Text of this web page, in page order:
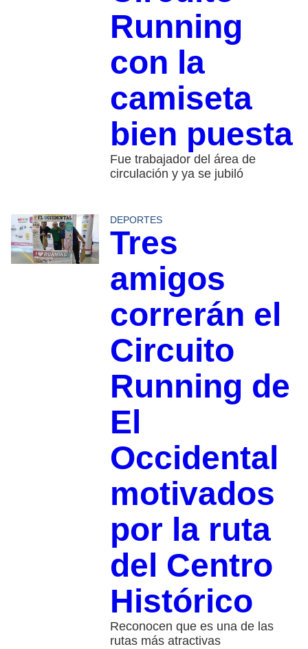
Running
con la
camiseta
bien puesta
Fue trabajador del área de
circulación y ya se jubiló
DEPORTES
Tres
amigos
correrán el
Circuito
Running de
El
Occidental
motivados
por la ruta
del Centro
Histórico
Reconocen que es una de las
rutas más atractivas